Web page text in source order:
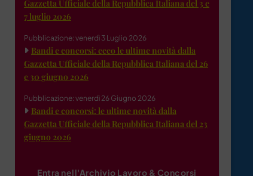
Gazzetta Ufficiale della Repubblica Italiana del 3 e
7 luglio 2026
Pubblicazione: venerdì 3 Luglio 2026
Bandi e concorsi: ecco le ultime novità dalla
Gazzetta Ufficiale della Repubblica Italiana del 26
e 30 giugno 2026
Pubblicazione: venerdì 26 Giugno 2026
Bandi e concorsi: le ultime novità dalla
Gazzetta Ufficiale della Repubblica Italiana del 23
giugno 2026
Entra nell'Archivio Lavoro & Concorsi